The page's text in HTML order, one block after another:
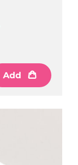
Add